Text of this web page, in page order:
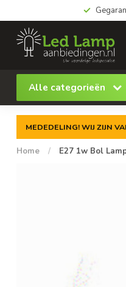
Alle categorieën
MEDEDELING! WIJ ZIJN
Home / E27 1w Bol